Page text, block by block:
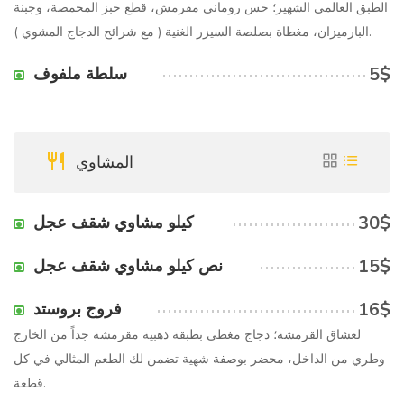
الطبق العالمي الشهير؛ خس روماني مقرمش، قطع خبز المحمصة، وجبنة
البارميزان، مغطاة بصلصة السيزر الغنية ( مع شرائح الدجاج المشوي ).
سلطة ملفوف 5$
المشاوي
كيلو مشاوي شقف عجل 30$
نص كيلو مشاوي شقف عجل 15$
فروج بروستد 16$
لعشاق القرمشة؛ دجاج مغطى بطبقة ذهبية مقرمشة جداً من الخارج
وطري من الداخل، محضر بوصفة شهية تضمن لك الطعم المثالي في كل
قطعة.